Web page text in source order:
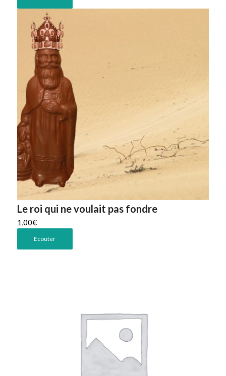
Le roi qui ne voulait pas fondre
1,00€
Ecouter